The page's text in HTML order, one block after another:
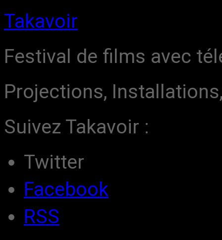
Takavoir
Festival de films avec
Projections,
Suivez Takavoir :
Twitter
Facebook
RSS